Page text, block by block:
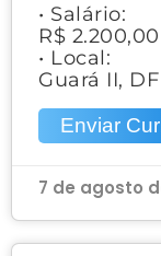
• Salário:
R$ 2.200,00
• Local:
Guará II, DF
Enviar
7 de agosto